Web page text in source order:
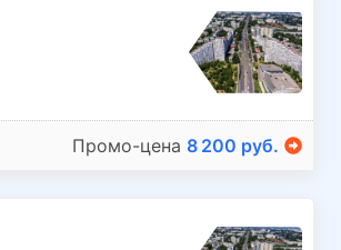
Промо-цена 8 200 руб.